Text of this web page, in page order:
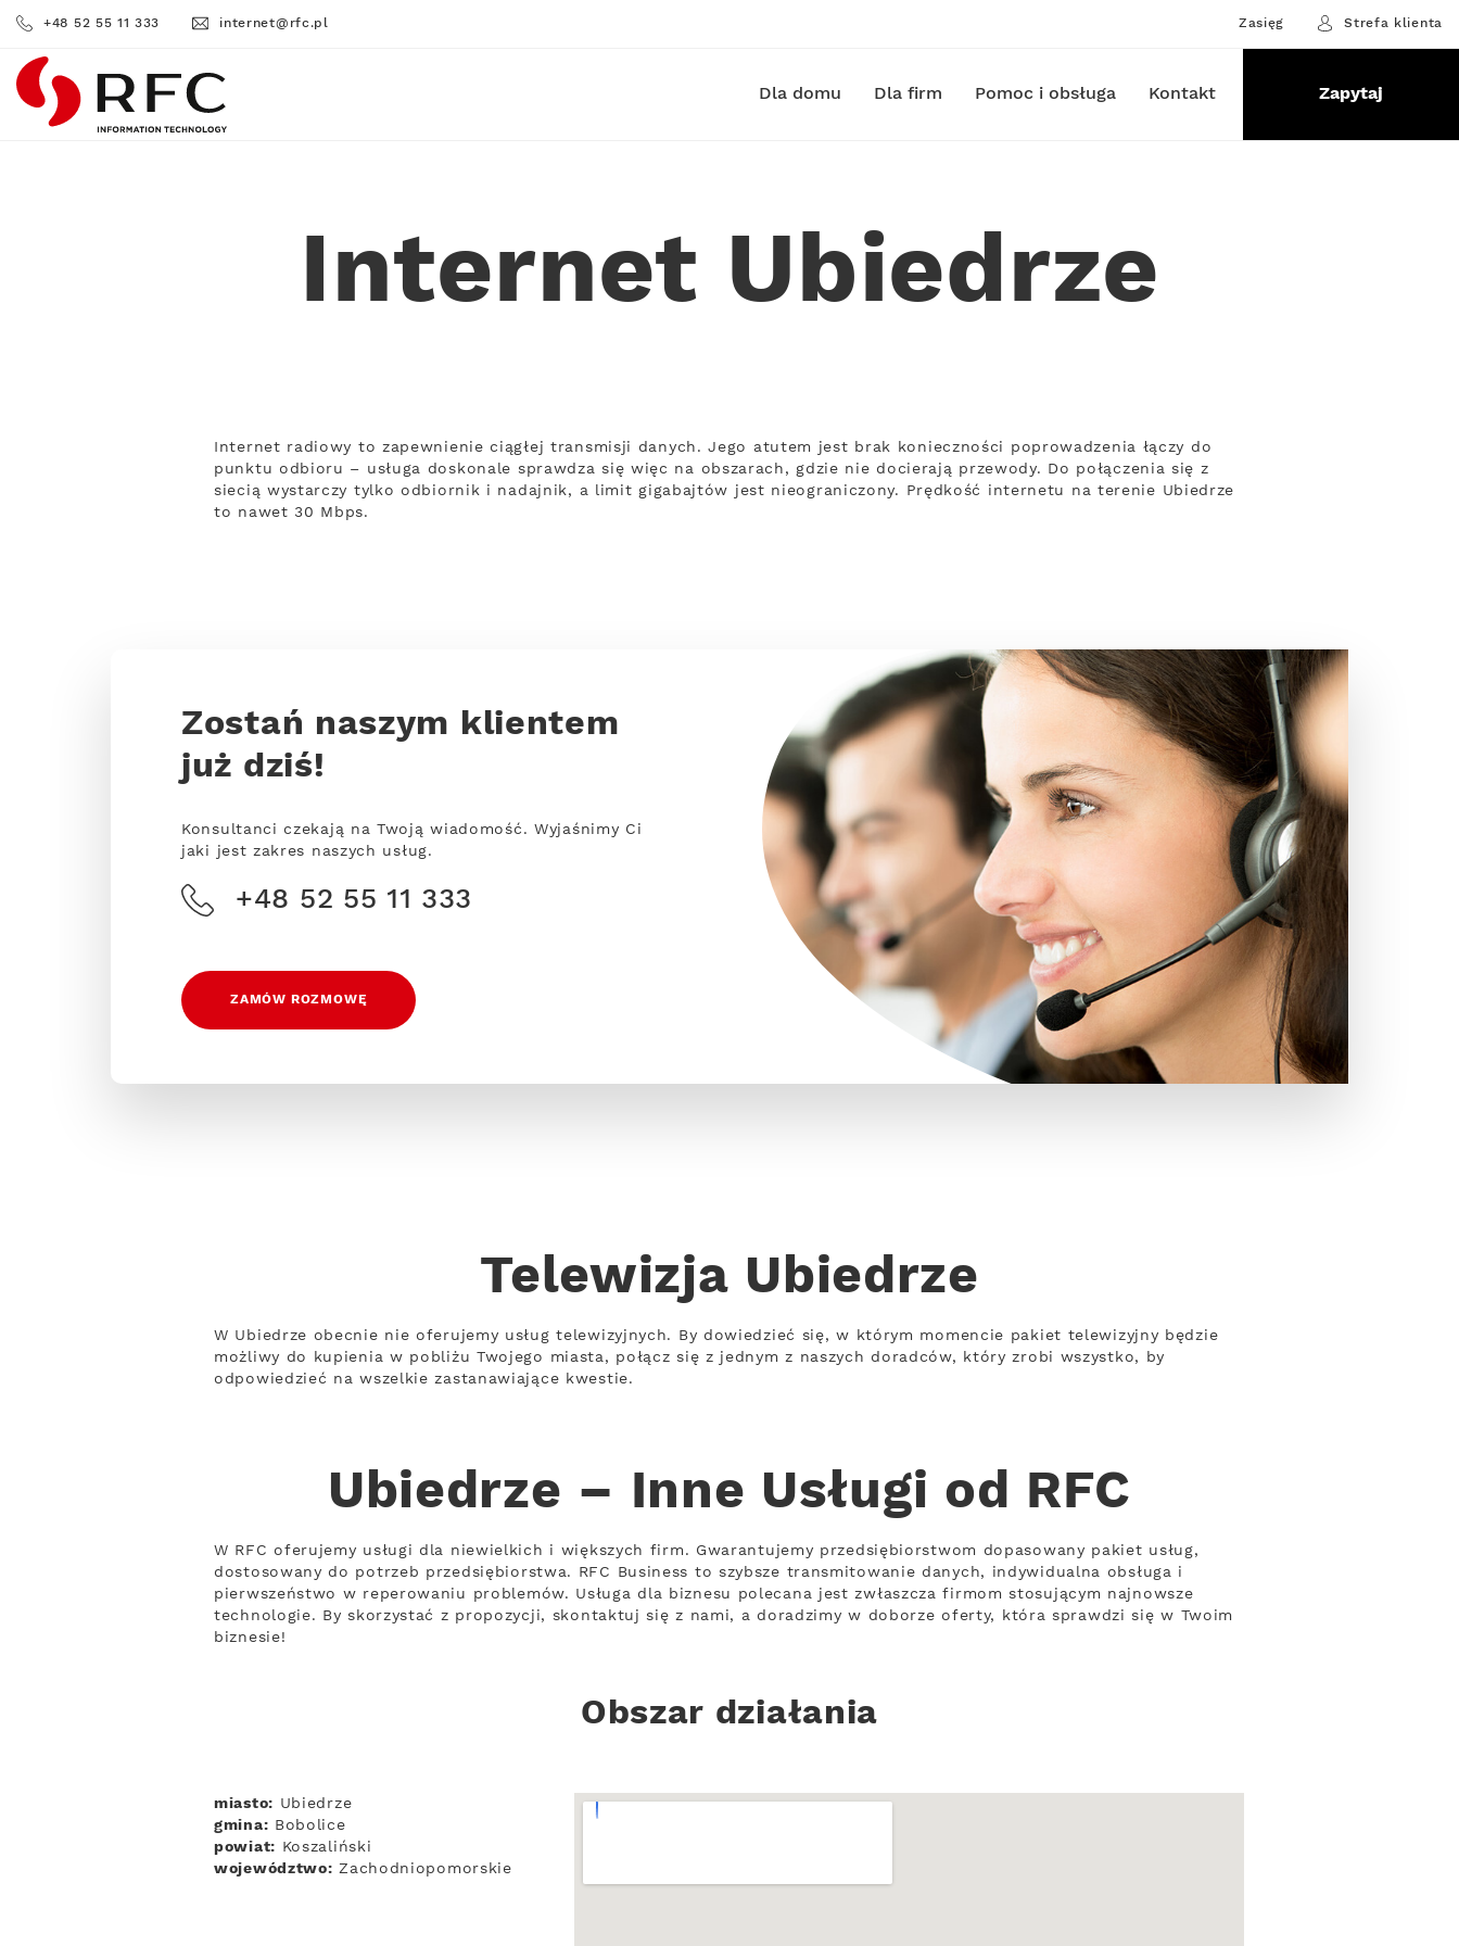
+48 52 55 11 333 internet@rfc.pl Zasięg Strefa klienta
RFC Dla domu Dla firm Pomoc i obsługa Kontakt Zapytaj
Internet Ubiedrze
Internet radiowy to zapewnienie ciągłej transmisji danych. Jego atutem jest brak konieczności poprowadzenia łączy do
punktu odbioru – usługa doskonale sprawdza się więc na obszarach, gdzie nie docierają przewody. Do połączenia się z
siecią wystarczy tylko odbiornik i nadajnik, a limit gigabajtów jest nieograniczony. Prędkość internetu na terenie Ubiedrze
to nawet 30 Mbps.
Zostań naszym klientem
już dziś!
Konsultanci czekają na Twoją wiadomość. Wyjaśnimy Ci
jaki jest zakres naszych usług.
+48 52 55 11 333
ZAMÓW ROZMOWĘ
Telewizja Ubiedrze
W Ubiedrze obecnie nie oferujemy usług telewizyjnych. By dowiedzieć się, w którym momencie pakiet telewizyjny będzie
możliwy do kupienia w pobliżu Twojego miasta, połącz się z jednym z naszych doradców, który zrobi wszystko, by
odpowiedzieć na wszelkie zastanawiające kwestie.
Ubiedrze – Inne Usługi od RFC
W RFC oferujemy usługi dla niewielkich i większych firm. Gwarantujemy przedsiębiorstwom dopasowany pakiet usług,
dostosowany do potrzeb przedsiębiorstwa. RFC Business to szybsze transmitowanie danych, indywidualna obsługa i
pierwszeństwo w reperowaniu problemów. Usługa dla biznesu polecana jest zwłaszcza firmom stosującym najnowsze
technologie. By skorzystać z propozycji, skontaktuj się z nami, a doradzimy w doborze oferty, która sprawdzi się w Twoim
biznesie!
Obszar działania
miasto: Ubiedrze
gmina: Bobolice
powiat: Koszaliński
województwo: Zachodniopomorskie